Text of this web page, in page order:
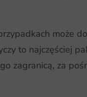
może
to najczęściej
zagranicą, za